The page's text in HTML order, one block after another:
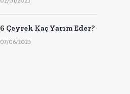
6 Çeyrek Kaç Yarım Eder?
07/06/2025